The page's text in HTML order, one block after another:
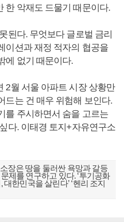
한 악재도 드물기 때문이다.
된다. 무엇보다 글로벌 금리
이션과 재정 적자의 협공을
에 없기 때문이다.
2월 서울 아파트 시장 상황만
드는 건 매우 위험해 보인다.
를 주시하면서 숨을 고르는
다. 이태경 토지+자유연구소
장은 땅을 둘러싼 욕망과 갈등
제를 연구하고 있다. ‘투기공화
대한민국을 살린다’ ‘헨리 조지